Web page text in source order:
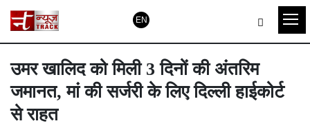
EN
उमर खालिद को मिली 3 दिनों की अंतरिम
जमानत, मां की सर्जरी के लिए दिल्ली हाईकोर्ट
से राहत